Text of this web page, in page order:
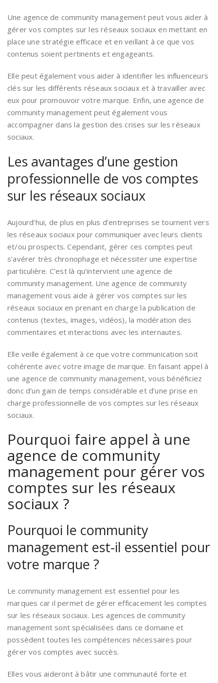
Une agence de community management peut vous aider à
gérer vos comptes sur les réseaux sociaux en mettant en
place une stratégie efficace et en veillant à ce que vos
contenus soient pertinents et engageants.
Elle peut également vous aider à identifier les influenceurs
clés sur les différents réseaux sociaux et à travailler avec
eux pour promouvoir votre marque. Enfin, une agence de
community management peut également vous
accompagner dans la gestion des crises sur les réseaux
sociaux.
Les avantages d’une gestion
professionnelle de vos comptes
sur les réseaux sociaux
Aujourd’hui, de plus en plus d’entreprises se tournent vers
les réseaux sociaux pour communiquer avec leurs clients
et/ou prospects. Cependant, gérer ces comptes peut
s’avérer très chronophage et nécessiter une expertise
particulière. C’est là qu’intervient une agence de
community management. Une agence de community
management vous aide à gérer vos comptes sur les
réseaux sociaux en prenant en charge la publication de
contenus (textes, images, vidéos), la modération des
commentaires et interactions avec les internautes.
Elle veille également à ce que votre communication soit
cohérente avec votre image de marque. En faisant appel à
une agence de community management, vous bénéficiez
donc d’un gain de temps considérable et d’une prise en
charge professionnelle de vos comptes sur les réseaux
sociaux.
Pourquoi faire appel à une
agence de community
management pour gérer vos
comptes sur les réseaux
sociaux ?
Pourquoi le community
management est-il essentiel pour
votre marque ?
Le community management est essentiel pour les
marques car il permet de gérer efficacement les comptes
sur les réseaux sociaux. Les agences de community
management sont spécialisées dans ce domaine et
possèdent toutes les compétences nécessaires pour
gérer vos comptes avec succès.
Elles vous aideront à bâtir une communauté forte et